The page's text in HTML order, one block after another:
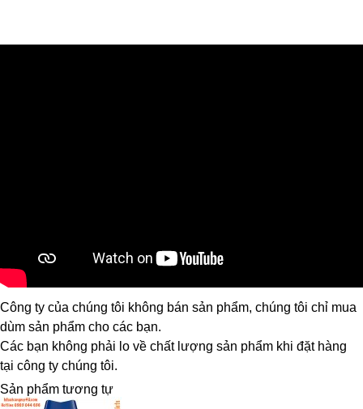
Công ty của chúng tôi không bán sản phẩm, chúng tôi chỉ mua
dùm sản phẩm cho các bạn.
Các bạn không phải lo về chất lượng sản phẩm khi đặt hàng
tại công ty chúng tôi.
Sản phẩm tương tự